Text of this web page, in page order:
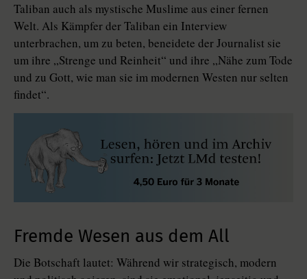
Taliban auch als mystische Muslime aus einer fernen
Welt. Als Kämpfer der Taliban ein Interview
unterbrachen, um zu beten, beneidete der Journalist sie
um ihre „Strenge und Reinheit“ und ihre „Nähe zum Tode
und zu Gott, wie man sie im modernen Westen nur selten
findet“.
Fremde Wesen aus dem All
Die Botschaft lautet: Während wir strategisch, modern